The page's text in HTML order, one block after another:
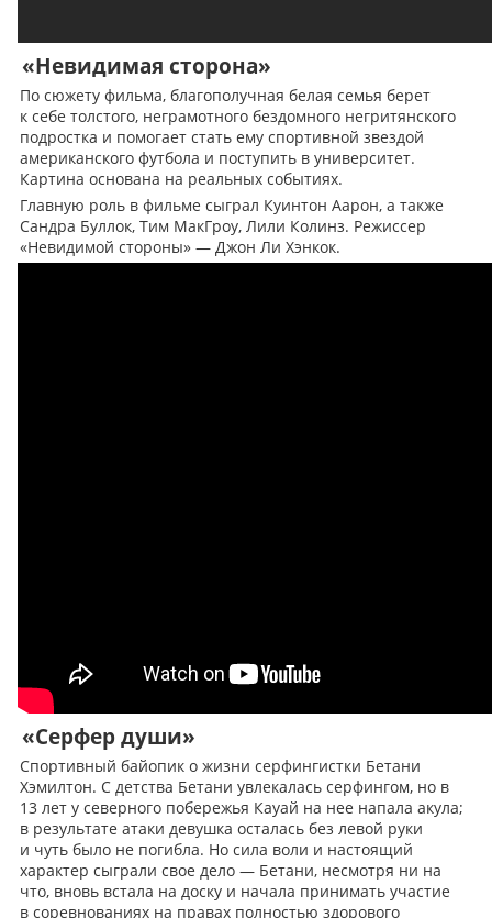
«Невидимая сторона»
По сюжету фильма, благополучная белая семья берет
к себе толстого, неграмотного бездомного негритянского
подростка и помогает стать ему спортивной звездой
американского футбола и поступить в университет.
Картина основана на реальных событиях.
Главную роль в фильме сыграл Куинтон Аарон, а также
Сандра Буллок, Тим МакГроу, Лили Колинз. Режиссер
«Невидимой стороны» — Джон Ли Хэнкок.
«Серфер души»
Спортивный байопик о жизни серфингистки Бетани
Хэмилтон. С детства Бетани увлекалась серфингом, но в
13 лет у северного побережья Кауай на нее напала акула;
в результате атаки девушка осталась без левой руки
и чуть было не погибла. Но сила воли и настоящий
характер сыграли свое дело — Бетани, несмотря ни на
что, вновь встала на доску и начала принимать участие
в соревнованиях на правах полностью здорового